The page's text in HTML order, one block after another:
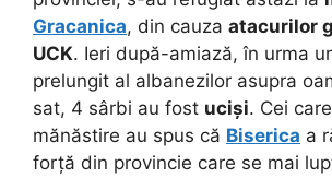
Gracanica, din cauza atacurilor
UCK. Ieri după-amiază, în urma
prelungit al albanezilor asupra
sat, 4 sârbi au fost uciși. Cei
mănăstire au spus că Biserica a
forță din provincie care se mai